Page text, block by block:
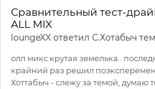
Сравнительный тест-
ALL MIX
loungeXX ответил С.Хотабыч
олл микс крутая земелька..
крайний раз решил
Хоттабыч - слежу за темой, думаю